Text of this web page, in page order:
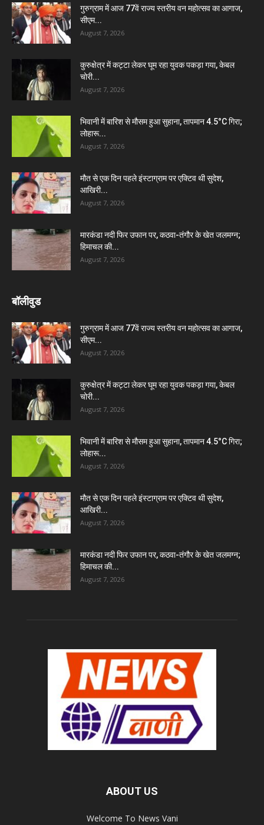
गुरुग्राम में आज 77वें राज्य स्तरीय वन महोत्सव का आगाज,
सीएम...
August 7, 2026
कुरुक्षेत्र में कट्टा लेकर घूम रहा युवक पकड़ा गया, केबल
चोरी...
August 7, 2026
भिवानी में बारिश से मौसम हुआ सुहाना, तापमान 4.5°C गिरा;
लोहारू...
August 7, 2026
मौत से एक दिन पहले इंस्टाग्राम पर एक्टिव थी सुदेश,
आखिरी...
August 7, 2026
मारकंडा नदी फिर उफान पर, कठवा-तंगौर के खेत जलमग्न;
हिमाचल की...
August 7, 2026
बॉलीवुड
गुरुग्राम में आज 77वें राज्य स्तरीय वन महोत्सव का आगाज,
सीएम...
August 7, 2026
कुरुक्षेत्र में कट्टा लेकर घूम रहा युवक पकड़ा गया, केबल
चोरी...
August 7, 2026
भिवानी में बारिश से मौसम हुआ सुहाना, तापमान 4.5°C गिरा;
लोहारू...
August 7, 2026
मौत से एक दिन पहले इंस्टाग्राम पर एक्टिव थी सुदेश,
आखिरी...
August 7, 2026
मारकंडा नदी फिर उफान पर, कठवा-तंगौर के खेत जलमग्न;
हिमाचल की...
August 7, 2026
ABOUT US
Welcome To News Vani